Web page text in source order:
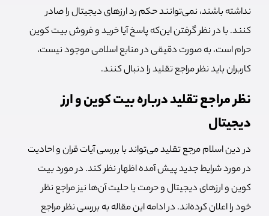
نداشته باشند، نمی‌توانند حکم رد ارزهای دیجیتال را صادر
کنند. با در نظر گرفتن این‌که پاسخ آیا خرید و فروش بیت کوین
حرام است، به صورت دقیقی در منابع اسلامی موجود نیست،
کاربران باید نظر مراجع تقلید را دنبال کنند.
نظر مراجع تقلید درباره بیت کوین و ارز
دیجیتال
در دین اسلام مرجع تقلید می‌تواند با بررسی آیات قران و احادیت
در مورد شرایط جدید پیش آمده اظهار نظر کند. در مورد بیت
کوین و ارزهای دیجیتال و حرمت یا حلیت آن‌ها نیز مراجع نظر
خود را اعلان کرده‌اند. در ادامه این مقاله به بررسی نظر مراجع